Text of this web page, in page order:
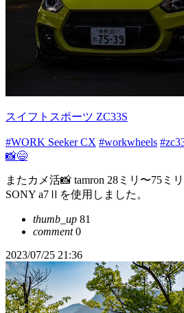
スイフトスポーツ ZC33S
#WORK Seeker CX #workwheels
📸😄
またカメ活📸 tamron 28ミリ〜75ミ
SONY a7Ⅱを使用しました。
thumb_up 81
comment0
2023/07/25 21:36